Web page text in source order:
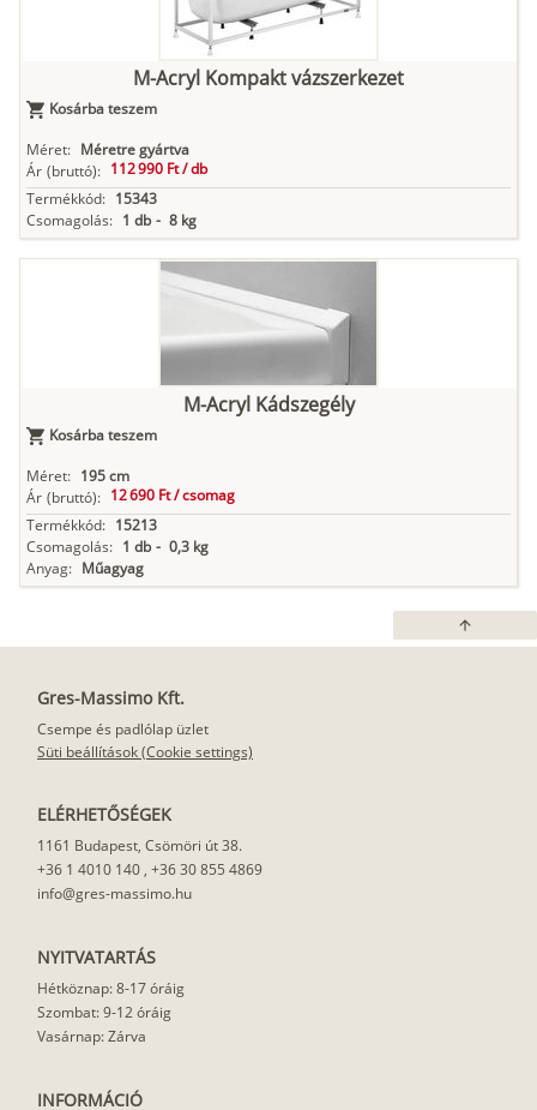
M-Acryl Kompakt vázszerkezet
Kosárba teszem
Méret: Méretre gyártva
Ár (bruttó): 112 990 Ft /db
Termékkód: 15343
Csomagolás: 1 db - 8 kg
M-Acryl Kádszegély
Kosárba teszem
Méret: 195 cm
Ár (bruttó): 12 690 Ft /csomag
Termékkód: 15213
Csomagolás: 1 db - 0,3 kg
Anyag: Műagyag
arrow_upward
Gres-Massimo Kft.
Csempe és padlólap üzlet
Süti beállítások (Cookie settings)
ELÉRHETŐSÉGEK
1161 Budapest, Csömöri út 38.
+36 1 4010 140, +36 30 855 4869
info@gres-massimo.hu
NYITVATARTÁS
Hétköznap: 8-17 óráig
Szombat: 9-12 óráig
Vasárnap: Zárva
INFORMÁCIÓ